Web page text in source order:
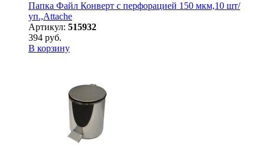
Папка Файл Конверт с перфорацией 150 мкм,10 шт/
уп.,Attache
Артикул: 515932
394 руб.
В корзину